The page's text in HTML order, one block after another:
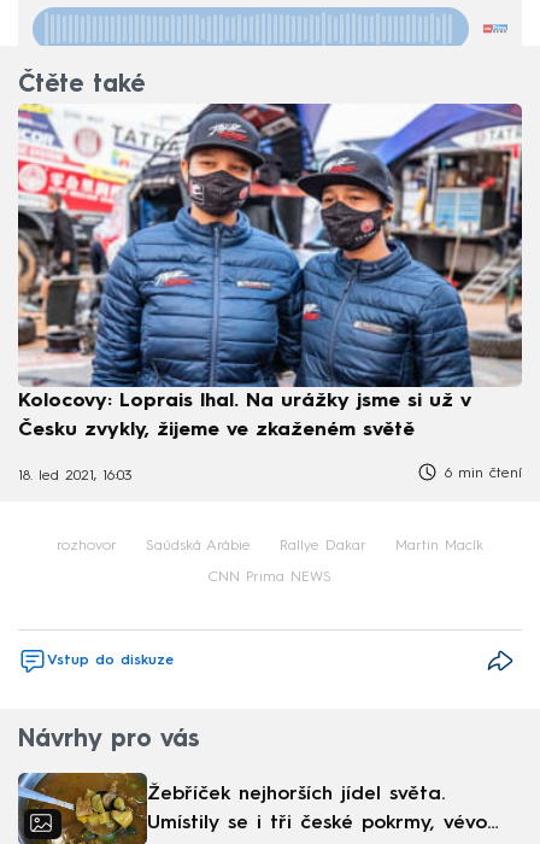
Čtěte také
Kolocovy: Loprais lhal. Na urážky jsme si už v
Česku zvykly, žijeme ve zkaženém světě
18. led 2021, 16:03 6 min čtení
rozhovor Saúdská Arábie Rallye Dakar Martin Macík
CNN Prima NEWS
Vstup do diskuze
Návrhy pro vás
Žebříček nejhorších jídel světa.
Umístily se i tři české pokrmy, vévodí